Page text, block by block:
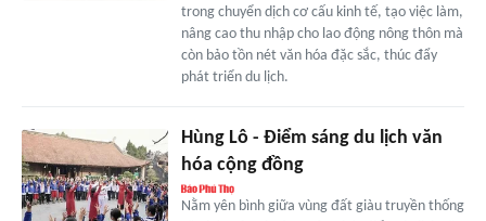
trong chuyển dịch cơ cấu kinh tế, tạo việc làm,
nâng cao thu nhập cho lao động nông thôn mà
còn bảo tồn nét văn hóa đặc sắc, thúc đẩy
phát triển du lịch.
Hùng Lô - Điểm sáng du lịch văn
hóa cộng đồng
Nằm yên bình giữa vùng đất giàu truyền thống